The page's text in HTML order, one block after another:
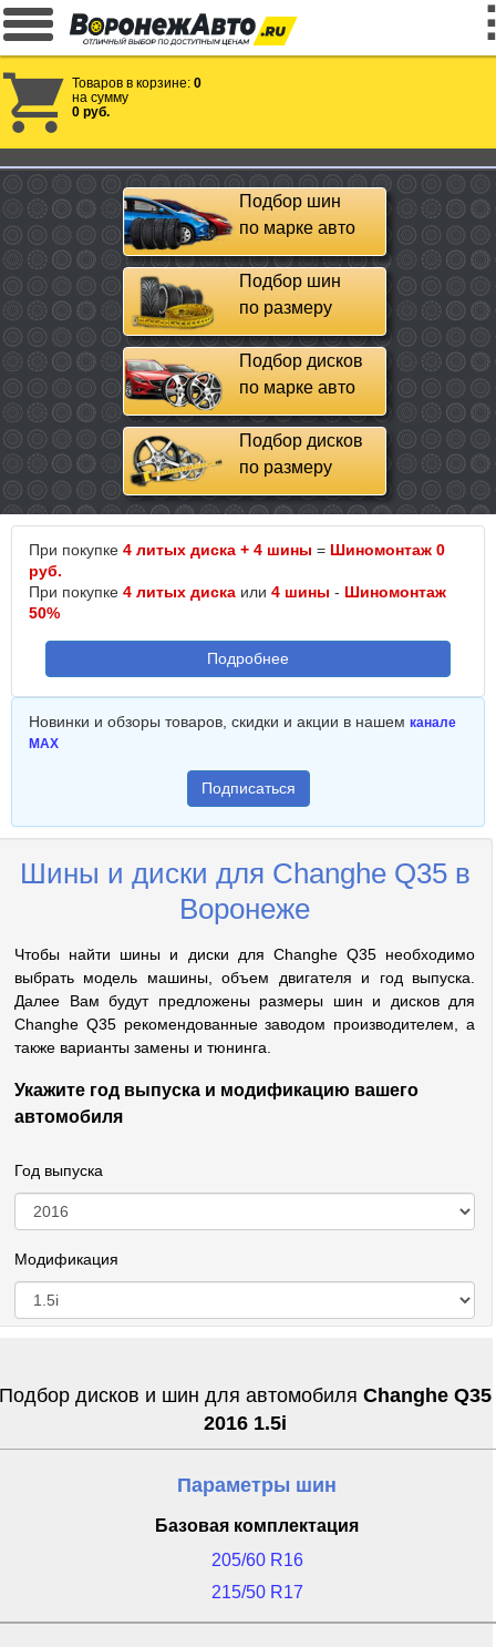
Товаров в корзине: 0
на сумму
0 руб.
Подбор шин
по марке авто
Подбор шин
по размеру
Подбор дисков
по марке авто
Подбор дисков
по размеру
При покупке 4 литых диска + 4 шины = Шиномонтаж 0
руб.
При покупке 4 литых диска или 4 шины - Шиномонтаж
50%
Подробнее
Новинки и обзоры товаров, скидки и акции в нашем канале
MAX
Подписаться
Шины и диски для Changhe Q35 в
Воронеже
Чтобы найти шины и диски для Changhe Q35 необходимо
выбрать модель машины, объем двигателя и год выпуска.
Далее Вам будут предложены размеры шин и дисков для
Changhe Q35 рекомендованные заводом производителем, а
также варианты замены и тюнинга.
Укажите год выпуска и модификацию вашего
автомобиля
Год выпуска
Модификация
дисков и шин для автомобиля Changhe Q35
2016 1.5i
Параметры шин
Базовая комплектация
205/60 R16
215/50 R17